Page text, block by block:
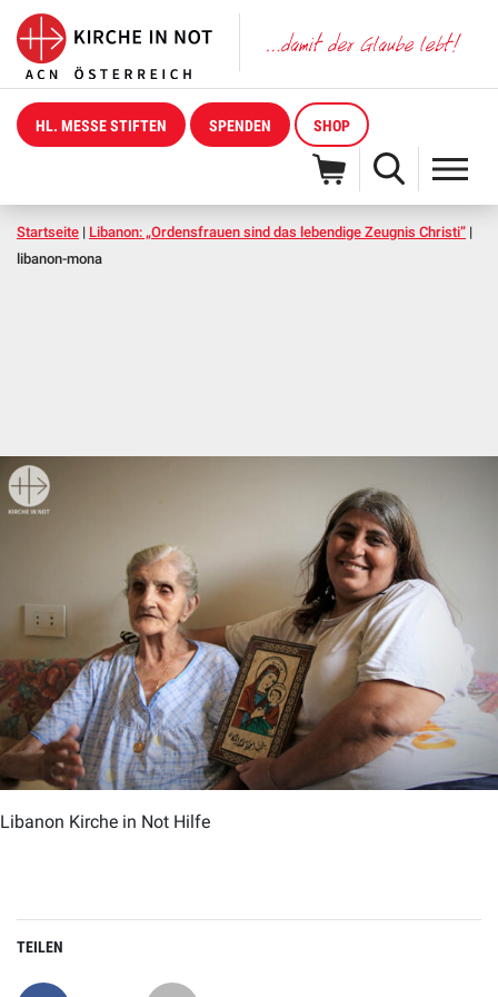
HL. MESSE STIFTEN SPENDEN SHOP
Startseite | Libanon: „Ordensfrauen sind das lebendige Zeugnis Christi” |
libanon-mona
Libanon Kirche in Not Hilfe
TEILEN